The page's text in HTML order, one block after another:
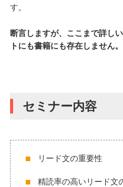
す。
断言しますが、ここまで詳し
トにも書籍にも存在しません。
セミナー内容
リード文の重要性
精読率の高いリード文